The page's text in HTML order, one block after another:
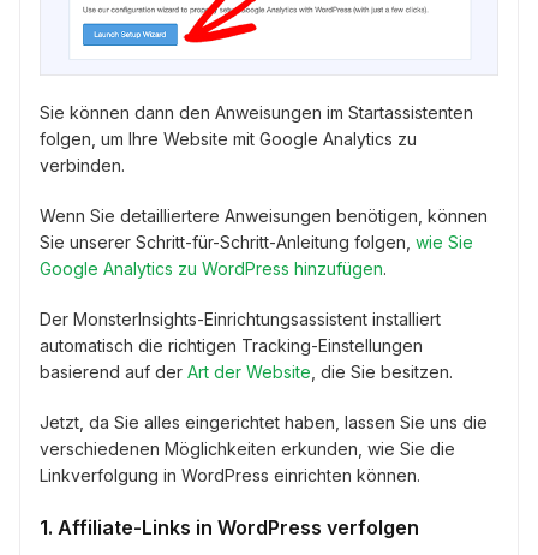
Sie können dann den Anweisungen im Startassistenten
folgen, um Ihre Website mit Google Analytics zu
verbinden.
Wenn Sie detailliertere Anweisungen benötigen, können
Sie unserer Schritt-für-Schritt-Anleitung folgen, wie Sie
Google Analytics zu WordPress hinzufügen.
Der MonsterInsights-Einrichtungsassistent installiert
automatisch die richtigen Tracking-Einstellungen
basierend auf der Art der Website , die Sie besitzen.
Jetzt, da Sie alles eingerichtet haben, lassen Sie uns die
verschiedenen Möglichkeiten erkunden, wie Sie die
Linkverfolgung in WordPress einrichten können.
1. Affiliate-Links in WordPress verfolgen